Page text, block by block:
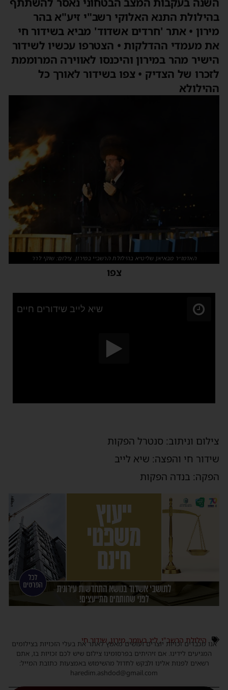
בהילולת התנא האלוקי רשב"י זיע"א בהר
מירון • אתר 'חרדים אשדוד' מביא בשידור חי
את מעמדי ההדלקות • הצטרפו עכשיו לשידור
הישיר מהר במירון והיכנסו לאווירה המרוממת
לזכרו של הצדיק • צפו בשידור לאורך כל
ההילולא
האדמו״ר מבאיאן שליט״א בהילולת הרשב״י במירון. צילום: שוקי לרר
צפו
צילום וניתוב: סנטרל הפקות
שידור חי והפצה: שיא לייב
הפקה: בנדה הפקות
הילולת הרשב"י, ל״ג בעומר,מירון,שידור חי
אנו מכבדים זכויות יוצרים ועושים מאמץ לאתר את בעלי הזכויות בצילומים
המגיעים לידינו. אם זיהיתים בפרסומינו צילום שיש לכם זכויות בו, אתם
רשאים לפנות אלינו ולבקש לחדול מהשימוש באמצעות כתובת המייל:
haredim.ashdod@gmail.com